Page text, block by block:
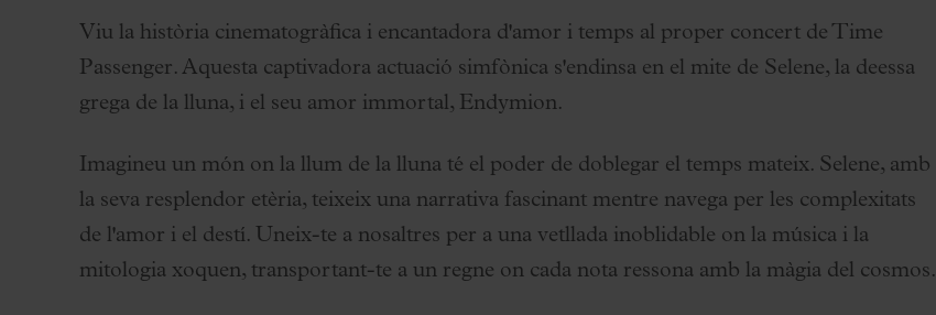
Temporada 2026-2027
Totes les temporades
Descomptes i promocions
Programes de mà
Condicions i normativa
Viu la història cinematogràfica i encantadora d'amor i temps al proper concert de Time
Passenger. Aquesta captivadora actuació simfònica s'endinsa en el mite de Selene, la deessa
grega de la lluna, i el seu amor immortal, Endymion.
Imagineu un món on la llum de la lluna té el poder de doblegar el temps mateix. Selene, amb
la seva resplendor etèria, teixeix una narrativa fascinant mentre navega per les complexitats
de l'amor i el destí. Uneix-te a nosaltres per a una vetllada inoblidable on la música i la
mitologia xoquen, transportant-te a un regne on cada nota ressona amb la màgia del cosmos.